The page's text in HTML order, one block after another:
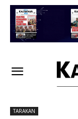
TARAKAN